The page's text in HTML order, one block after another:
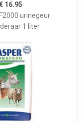
16.95
urinegeur
1 liter